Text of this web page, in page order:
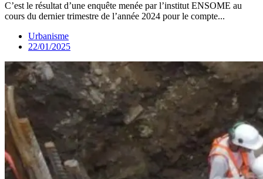
C’est le résultat d’une enquête menée par l’institut ENSOME au
cours du dernier trimestre de l’année 2024 pour le compte...
Urbanisme
22/01/2025